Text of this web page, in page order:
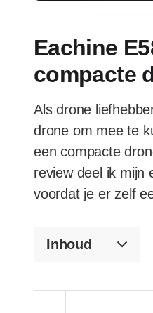
Eachine
compacte
Als drone
drone om mee te
een compacte
review deel ik mijn
voordat je er zelf
Inhoud